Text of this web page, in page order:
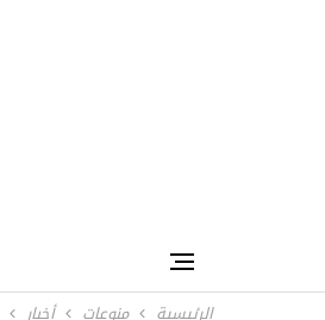
الرئيسية منوعات أخبار